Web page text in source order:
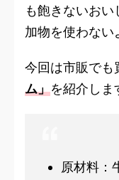
も飽きないお
加物を使わない
今回は市販でも
ム」を紹介しま
原材料：